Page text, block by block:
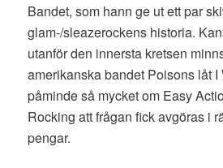
Bandet, som hann ge ut ett par
glam-/sleazerockens historia.
utanför den innersta kretsen
amerikanska bandet Poisons låt I
påminde så mycket om Easy
Rocking att frågan fick avgöras i
pengar.